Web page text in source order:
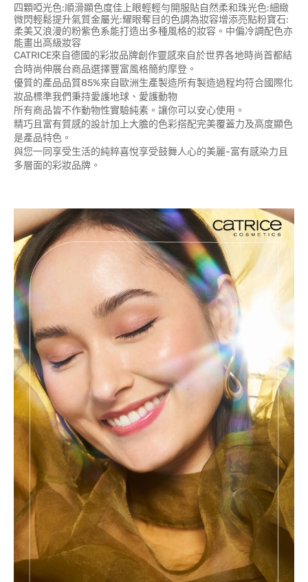
四顆啞光色:順滑顯色度佳上眼輕輕勻開服貼自然柔和珠光色:細緻
微閃輕鬆提升氣質金屬光:耀眼奪目的色調為妝容增添亮點粉寶石:
柔美又浪漫的粉紫色系能打造出多種風格的妝容。中偏冷調配色亦
能畫出高級妝容
CATRICE來自德國的彩妝品牌創作靈感來自於世界各地時尚首都結
合時尚伸展台商品選擇豐富風格簡約摩登。
優質的產品品質85%來自歐洲生產製造所有製造過程均符合國際化
妝品標準我們秉持愛護地球、愛護動物
所有商品皆不作動物性實驗純素。讓你可以安心使用。
精巧且富有質感的設計加上大膽的色彩搭配完美覆蓋力及高度顯色
是產品特色。
與您一同享受生活的純粹喜悅享受鼓舞人心的美麗-富有感染力且
多層面的彩妝品牌。